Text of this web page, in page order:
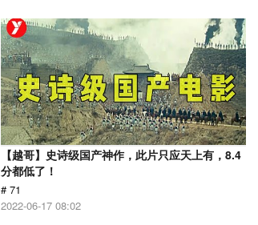
【越哥】史诗级国产神作，此片只应天上有，8.4
分都低了！
# 71
2022-06-17 08:02